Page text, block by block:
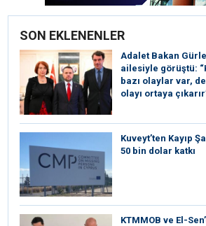
SON EKLENENLER
Adalet Bakan
ailesiyle görüştü:
bazı olaylar var,
olayı ortaya
Kuveyt’ten Kayıp
50 bin dolar katkı
KTMMOB ve El-